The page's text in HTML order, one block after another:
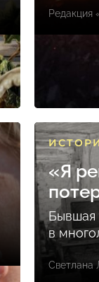
Редакция
«Я
Бывшая
в
Светлана